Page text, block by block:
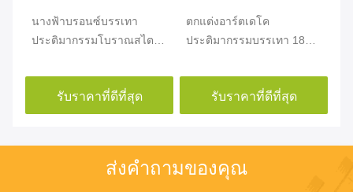
นางฟ้าบรอนซ์บรรเทา
ประติมากรรมโบราณสไตล์
เสถียรภาพ
รับราคาที่ดีที่สุด
ตกแต่งอาร์ตเดโค
ประติมากรรมบรรเทา 180
ได้รับการยอมรับ
รับราคาที่ดีที่สุด
ส่งคำถามของคุณ